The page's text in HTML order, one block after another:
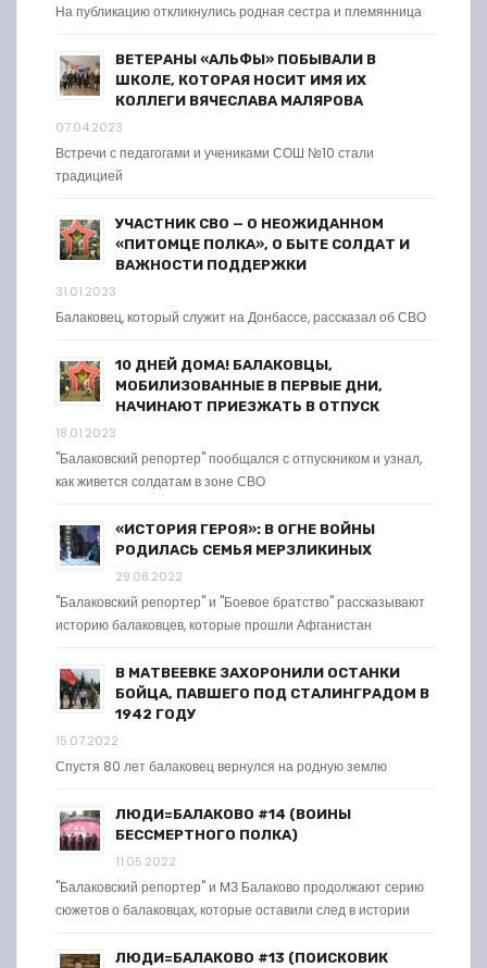
На публикацию откликнулись родная сестра и племянница
ВЕТЕРАНЫ «АЛЬФЫ» ПОБЫВАЛИ В
ШКОЛЕ, КОТОРАЯ НОСИТ ИМЯ ИХ
КОЛЛЕГИ ВЯЧЕСЛАВА МАЛЯРОВА
07.04.2023
Встречи с педагогами и учениками СОШ №10 стали
традицией
УЧАСТНИК СВО — О НЕОЖИДАННОМ
«ПИТОМЦЕ ПОЛКА», О БЫТЕ СОЛДАТ И
ВАЖНОСТИ ПОДДЕРЖКИ
31.01.2023
Балаковец, который служит на Донбассе, рассказал об СВО
10 ДНЕЙ ДОМА! БАЛАКОВЦЫ,
МОБИЛИЗОВАННЫЕ В ПЕРВЫЕ ДНИ,
НАЧИНАЮТ ПРИЕЗЖАТЬ В ОТПУСК
18.01.2023
"Балаковский репортер" пообщался с отпускником и узнал,
как живется солдатам в зоне СВО
«ИСТОРИЯ ГЕРОЯ»: В ОГНЕ ВОЙНЫ
РОДИЛАСЬ СЕМЬЯ МЕРЗЛИКИНЫХ
29.08.2022
"Балаковский репортер" и "Боевое братство" рассказывают
историю балаковцев, которые прошли Афганистан
В МАТВЕЕВКЕ ЗАХОРОНИЛИ ОСТАНКИ
БОЙЦА, ПАВШЕГО ПОД СТАЛИНГРАДОМ В
1942 ГОДУ
15.07.2022
Спустя 80 лет балаковец вернулся на родную землю
ЛЮДИ=БАЛАКОВО #14 (ВОИНЫ
БЕССМЕРТНОГО ПОЛКА)
11.05.2022
"Балаковский репортер" и МЗ Балаково продолжают серию
сюжетов о балаковцах, которые оставили след в истории
ЛЮДИ=БАЛАКОВО #13 (ПОИСКОВИК